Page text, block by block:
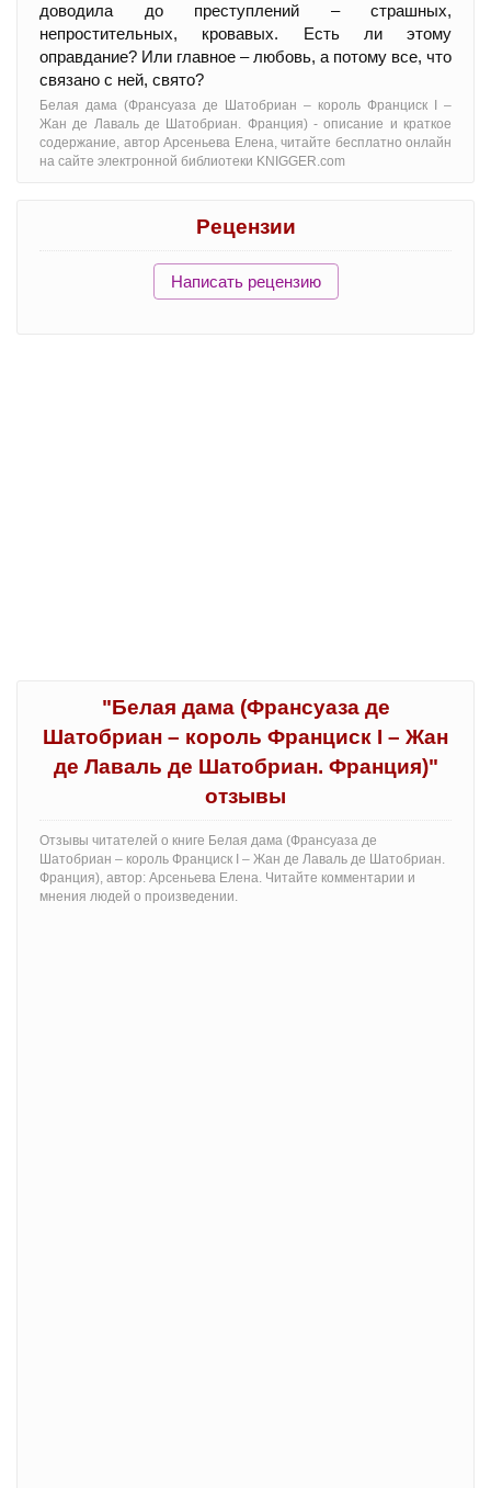
доводила до преступлений – страшных,
непростительных, кровавых. Есть ли этому
оправдание? Или главное – любовь, а потому все, что
связано с ней, свято?
Белая дама (Франсуаза де Шатобриан – король Франциск I –
Жан де Лаваль де Шатобриан. Франция) - oписание и краткое
содержание, автор Арсеньева Елена, читайте бесплатно онлайн
на сайте электронной библиотеки KNIGGER.com
Рецензии
Написать рецензию
"Белая дама (Франсуаза де
Шатобриан – король Франциск I – Жан
де Лаваль де Шатобриан. Франция)"
отзывы
Отзывы читателей о книге Белая дама (Франсуаза де
Шатобриан – король Франциск I – Жан де Лаваль де Шатобриан.
Франция), автор: Арсеньева Елена. Читайте комментарии и
мнения людей о произведении.